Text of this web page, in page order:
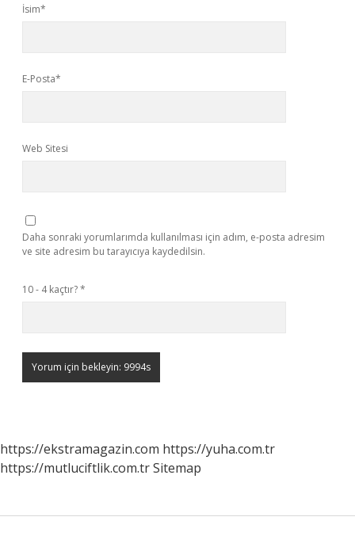
İsim*
E-Posta*
Web Sitesi
Daha sonraki yorumlarımda kullanılması için adım, e-posta adresim
ve site adresim bu tarayıcıya kaydedilsin.
10 - 4 kaçtır?*
https://ekstramagazin.com https://yuha.com.tr
https://mutluciftlik.com.trSitemap